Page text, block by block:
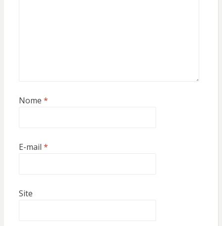
Nome *
E-mail *
Site